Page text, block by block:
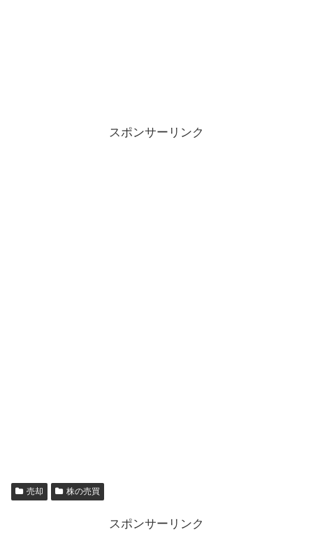
スポンサーリンク
売却 株の売買
スポンサーリンク